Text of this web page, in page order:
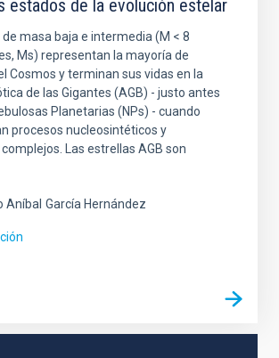
estados de la evolución estelar
de masa baja e intermedia (M < 8
Ms) representan la mayoría de
Cosmos y terminan sus vidas en la
de las Gigantes (AGB) - justo antes
Planetarias (NPs) - cuando
procesos nucleosintéticos y
Las estrellas AGB son
Aníbal García Hernández